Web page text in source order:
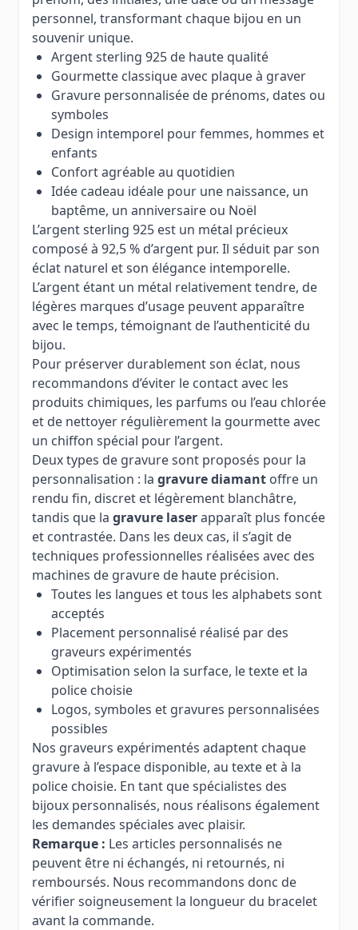
personnel, transformant chaque bijou en un
souvenir unique.
Argent sterling 925 de haute qualité
Gourmette classique avec plaque à graver
Gravure personnalisée de prénoms, dates ou
symboles
Design intemporel pour femmes, hommes et
enfants
Confort agréable au quotidien
Idée cadeau idéale pour une naissance, un
baptême, un anniversaire ou Noël
L’argent sterling 925 est un métal précieux
composé à 92,5 % d’argent pur. Il séduit par son
éclat naturel et son élégance intemporelle.
L’argent étant un métal relativement tendre, de
légères marques d’usage peuvent apparaître
avec le temps, témoignant de l’authenticité du
bijou.
Pour préserver durablement son éclat, nous
recommandons d’éviter le contact avec les
produits chimiques, les parfums ou l’eau chlorée
et de nettoyer régulièrement la gourmette avec
un chiffon spécial pour l’argent.
Deux types de gravure sont proposés pour la
personnalisation : la gravure diamant offre un
rendu fin, discret et légèrement blanchâtre,
tandis que la gravure laserapparaît plus foncée
et contrastée. Dans les deux cas, il s’agit de
techniques professionnelles réalisées avec des
machines de gravure de haute précision.
Toutes les langues et tous les alphabets sont
acceptés
Placement personnalisé réalisé par des
graveurs expérimentés
Optimisation selon la surface, le texte et la
police choisie
Logos, symboles et gravures personnalisées
possibles
Nos graveurs expérimentés adaptent chaque
gravure à l’espace disponible, au texte et à la
police choisie. En tant que spécialistes des
bijoux personnalisés, nous réalisons également
les demandes spéciales avec plaisir.
Remarque : Les articles personnalisés ne
peuvent être ni échangés, ni retournés, ni
remboursés. Nous recommandons donc de
vérifier soigneusement la longueur du bracelet
avant la commande.